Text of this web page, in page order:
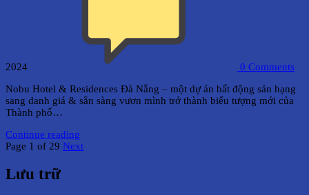
2024 0 Comments
Nobu Hotel & Residences Đà Nẵng – một dự án bất động sản hạng
sang danh giá & sẵn sàng vươn mình trở thành biểu tượng mới của
Thành phố…
Continue reading
Page 1 of 29 Next
Lưu trữ